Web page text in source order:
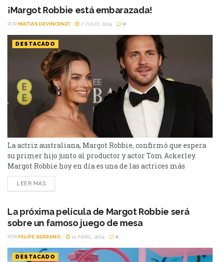
Borrascosas de Emily Brontë. En esta adaptación, Margot
Robbie y...
¡Margot Robbie está embarazada!
POR MATIAS DEVINCENZI 7 JULIO, 2024 0
DESTACADO
La actriz australiana, Margot Robbie, confirmó que espera
su primer hijo junto al productor y actor Tom Ackerley.
Margot Robbie hoy en día es una de las actrices más
aclamadas de los últimos años, por actuaciones en
películas como “El lobo de Wall Street” (2013), “I, Tonya”
(2023). Se confirmó que la...
LEER MÁS
La próxima película de Margot Robbie será
sobre un famoso juego de mesa
POR FELIPE SERRANO 12 ABRIL, 2024 0
DESTACADO